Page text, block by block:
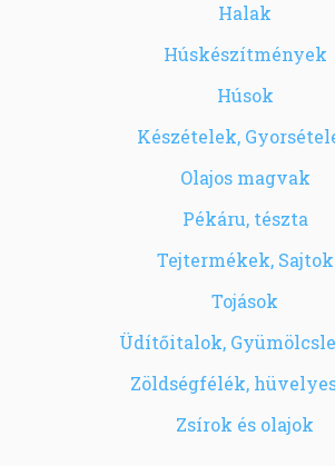
Halak
Húskészítmények
Húsok
Készételek,
Olajos magvak
Pékáru, tészta
Tejtermékek, Sajtok
Tojások
Üdítőitalok,
Zöldségfélék,
Zsírok és olajok